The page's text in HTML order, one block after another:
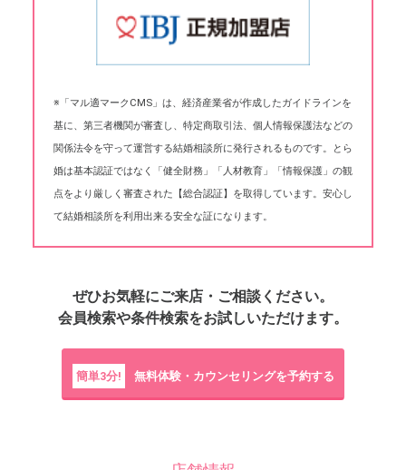
※「マル適マークCMS」は、経済産業省が作成したガイドラインを
基に、第三者機関が審査し、特定商取引法、個人情報保護法などの
関係法令を守って運営する結婚相談所に発行されるものです。とら
婚は基本認証ではなく「健全財務」「人材教育」「情報保護」の観
点をより厳しく審査された【総合認証】を取得しています。安心し
て結婚相談所を利用出来る安全な証になります。
ぜひお気軽にご来店・ご相談ください。
会員検索や条件検索をお試しいただけます。
簡単3分! 無料体験・カウンセリングを予約する